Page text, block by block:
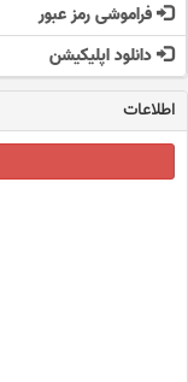
فراموشی رمز عبور
دانلود اپلیکیشن
اطلاعات